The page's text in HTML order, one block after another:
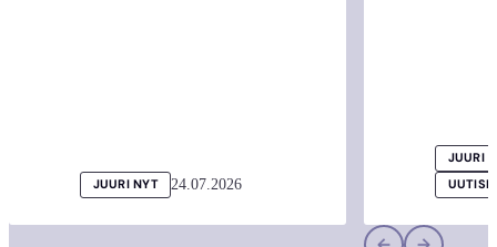
JUURI NYT 24.07.2026
JUURI